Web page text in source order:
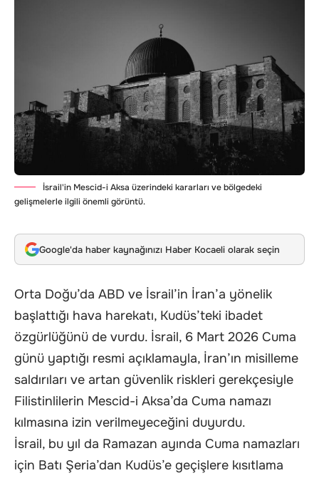
İsrail'in Mescid-i Aksa üzerindeki kararları ve bölgedeki
gelişmelerle ilgili önemli görüntü.
Google'da haber kaynağınızı Haber Kocaeli olarak seçin
Orta Doğu’da ABD ve İsrail’in İran’a yönelik
başlattığı hava harekatı, Kudüs’teki ibadet
özgürlüğünü de vurdu. İsrail, 6 Mart 2026 Cuma
günü yaptığı resmi açıklamayla, İran’ın misilleme
saldırıları ve artan güvenlik riskleri gerekçesiyle
Filistinlilerin Mescid-i Aksa’da Cuma namazı
kılmasına izin verilmeyeceğini duyurdu.
İsrail, bu yıl da Ramazan ayında Cuma namazları
için Batı Şeria’dan Kudüs’e geçişlere kısıtlama